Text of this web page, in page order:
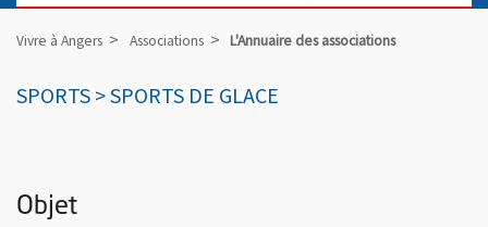
Vivre à Angers Associations L'Annuaire des associations
SPORTS > SPORTS DE GLACE
Objet